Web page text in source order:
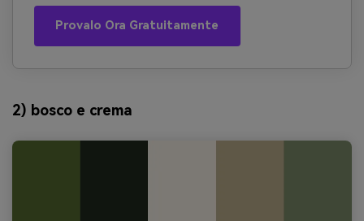
Provalo Ora Gratuitamente
2) bosco e crema